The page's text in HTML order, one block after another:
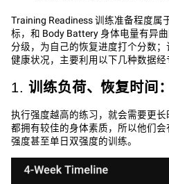
Training Readiness 训练准备程度属
标，和 Body Battery 身体电量有异
分级，为自己的恢复进度打个分数
健康状况，主要利用以下几种数据经
1.训练负荷、恢复时间：
执行强度越高的练习，就会需要更
都拥有较佳的身体素质，所以他们
强度甚至单日双强度的训练。